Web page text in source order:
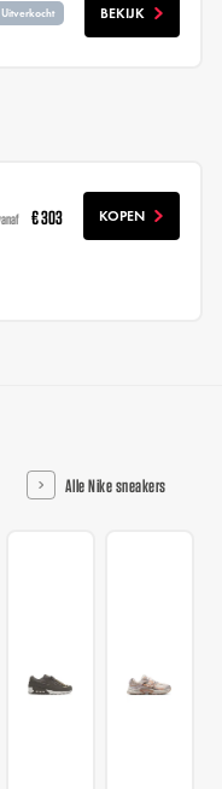
Uitverkocht BEKIJK
€ 303 KOPEN
Alle Nike sneakers